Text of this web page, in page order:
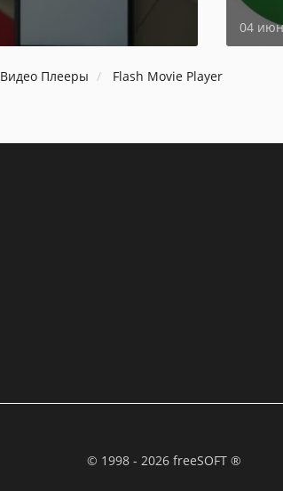
04
Видео Плееры Flash Movie Player
© 1998 - 2026 freeSOFT ®